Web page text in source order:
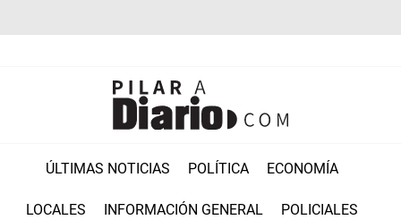
ÚLTIMAS NOTICIAS POLÍTICA ECONOMÍA
LOCALES INFORMACIÓN GENERAL POLICIALES